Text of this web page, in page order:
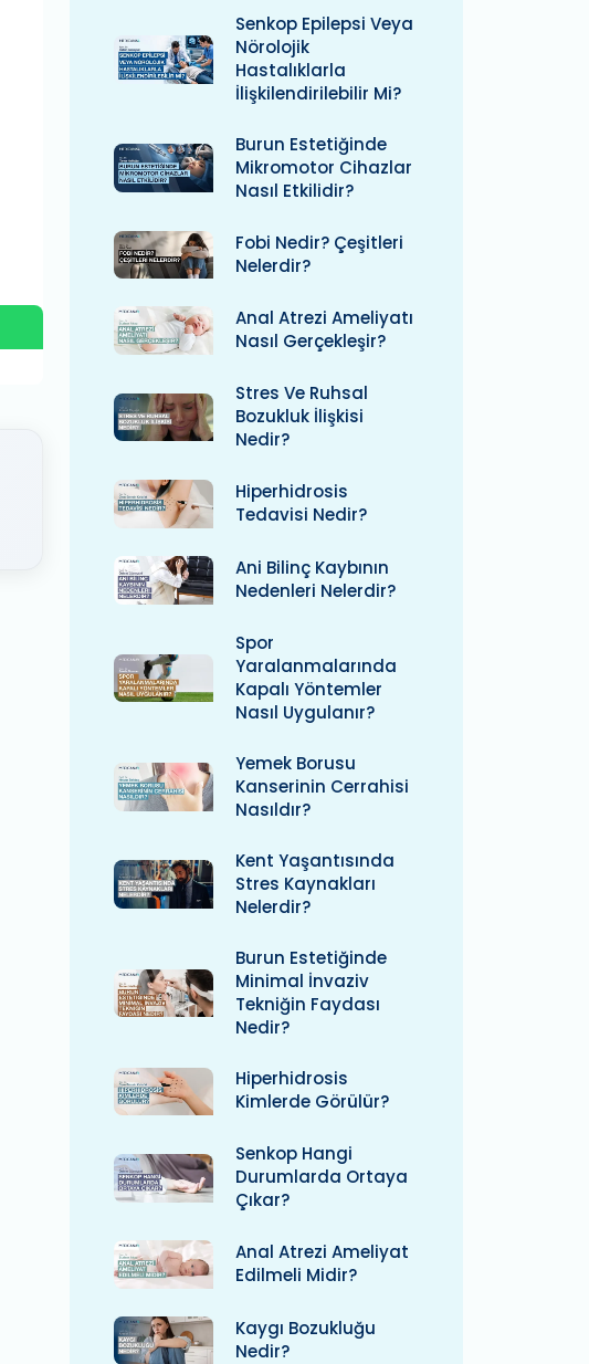
Senkop Epilepsi Veya
Nörolojik
Hastalıklarla
İlişkilendirilebilir Mi?
Burun Estetiğinde
Mikromotor Cihazlar
Nasıl Etkilidir?
Fobi Nedir? Çeşitleri
Nelerdir?
Anal Atrezi Ameliyatı
Nasıl Gerçekleşir?
Stres Ve Ruhsal
Bozukluk İlişkisi
Nedir?
Hiperhidrosis
Tedavisi Nedir?
Ani Bilinç Kaybının
Nedenleri Nelerdir?
Spor
Yaralanmalarında
Kapalı Yöntemler
Nasıl Uygulanır?
Yemek Borusu
Kanserinin Cerrahisi
Nasıldır?
Kent Yaşantısında
Stres Kaynakları
Nelerdir?
Burun Estetiğinde
Minimal İnvaziv
Tekniğin Faydası
Nedir?
Hiperhidrosis
Kimlerde Görülür?
Senkop Hangi
Durumlarda Ortaya
Çıkar?
Anal Atrezi Ameliyat
Edilmeli Midir?
Kaygı Bozukluğu
Nedir?